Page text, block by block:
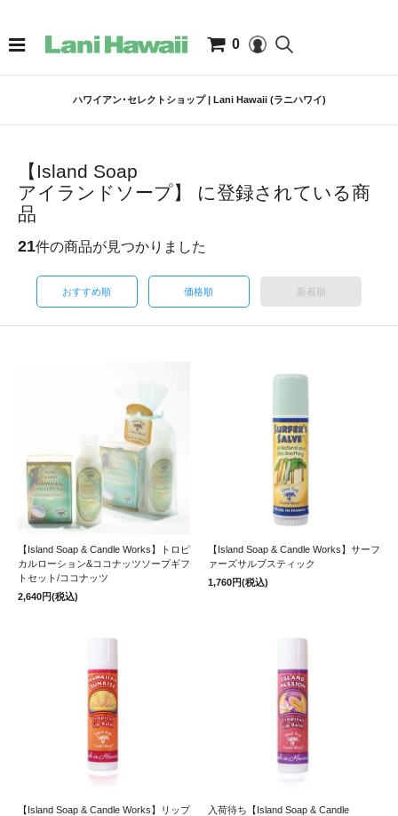
0
ハワイアン･セレクトショップ | Lani Hawaii (ラニハワイ)
【Island Soap
アイランドソープ】 に登録されている商
品
21件の商品が見つかりました
おすすめ順 価格順 新着順
【Island Soap & Candle Works】トロピ
カルローション&ココナッツソープギフ
トセット/ココナッツ
2,640円(税込)
【Island Soap & Candle Works】サーフ
ァーズサルブスティック
1,760円(税込)
【Island Soap & Candle Works】リップ
入荷待ち【Island Soap & Candle